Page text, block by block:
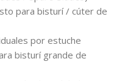
para bisturí / cúter de
por estuche
bisturí grande de